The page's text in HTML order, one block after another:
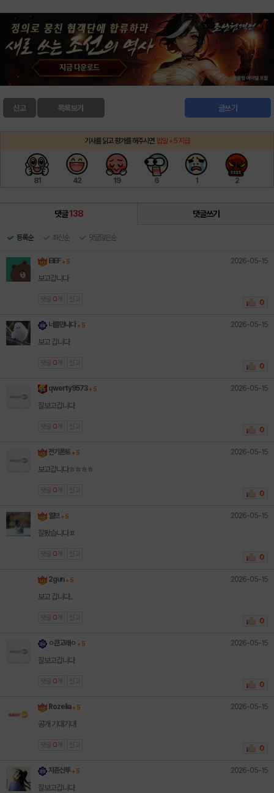
신고 글쓰기
목록보기
기사를 읽고 평가를 해주시면 밥알 +5 지급
81 42 19 6 1 2
댓글138 댓글쓰기
등록순 최신순 댓글많은순
EIEF + 5 2026-05-15
보고갑니다
댓글 0 개 신고 0
너를만나다 + 5 2026-05-15
보고 갑니다
댓글 0 개 신고 0
qwerty9573 + 5 2026-05-15
잘보고갑니다
댓글 0 개 신고 0
전기폰트 + 5 2026-05-15
보고갑니다ㅎㅎㅎㅎ
댓글 0 개 신고 0
엘브 + 5 2026-05-15
잘봤습니다ㅍ
댓글 0 개 신고 0
2gun + 5 2026-05-15
보고 갑니다..
댓글 0 개 신고 0
ㅇ큰고래ㅇ + 5 2026-05-15
잘보고갑니다
댓글 0 개 신고 0
Rozelia + 5 2026-05-15
공개 기대기대
댓글 0 개 신고 0
지존신투 + 5 2026-05-15
잘보고갑니다